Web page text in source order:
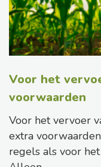
Voor het
voorwaarden
Voor het vervoer
extra
regels als voor